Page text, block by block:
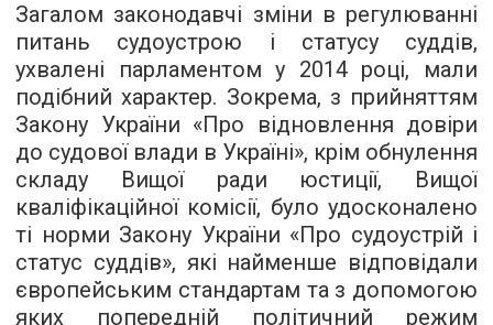
Загалом законодавчі зміни в регулюванні
питань судоустрою і статусу суддів,
ухвалені парламентом у 2014 році, мали
подібний характер. Зокрема, з прийняттям
Закону України «Про відновлення довіри
до судової влади в Україні», крім обнулення
складу Вищої ради юстиції, Вищої
кваліфікаційної комісії, було удосконалено
ті норми Закону України «Про судоустрій і
статус суддів», які найменше відповідали
європейським стандартам та з допомогою
яких попередній політичний режим